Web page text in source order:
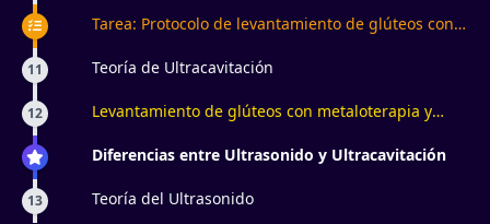
Tarea: Protocolo de levantamiento de glúteos con
11 Teoría de Ultracavitación
12
Levantamiento de glúteos con metaloterapia y
Diferencias entre Ultrasonido y Ultracavitación
13 Teoría del Ultrasonido